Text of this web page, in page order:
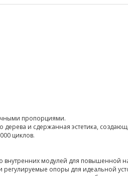
пропорциями.
дерева и сдержанная эстетика,
циклов.
внутренних модулей для повышенной
опоры для идеальной